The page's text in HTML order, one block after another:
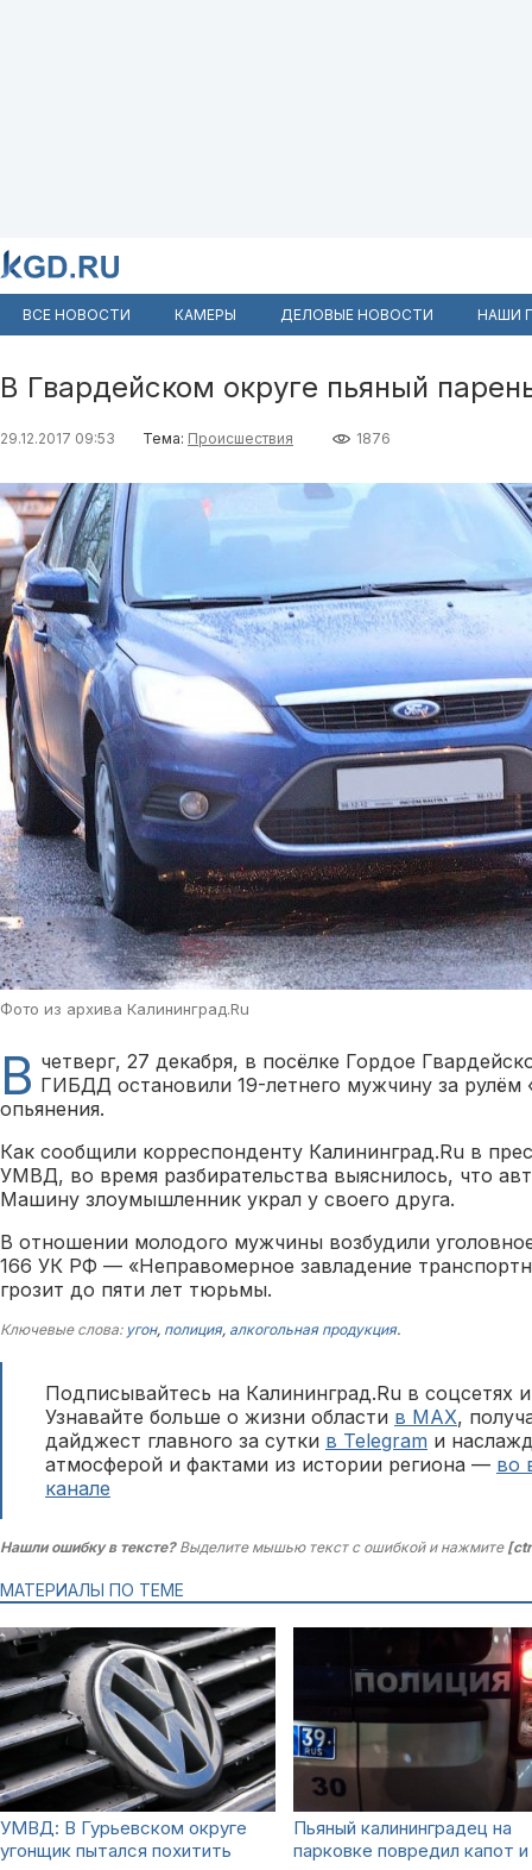
ВСЕ НОВОСТИ КАМЕРЫ ДЕЛОВЫЕ НОВОСТИ НАШИ
В Гвардейском округе пьяный
29.12.2017 09:53 Тема: Происшествия 1876
Фото из архива Калининград.Ru
В четверг, 27 декабря, в посёлке Гордое
ГИБДД остановили 19-летнего мужчину за рулём
опьянения.
Как сообщили корреспонденту Калининград.Ru в
УМВД, во время разбирательства выяснилось, что
Машину злоумышленник украл у своего друга.
В отношении молодого мужчины возбудили
166 УК РФ — «Неправомерное завладение
грозит до пяти лет тюрьмы.
Ключевые слова: угон, полиция, алкогольная продукция.
Подписывайтесь на Калининград.Ru в соцсетях
Узнавайте больше о жизни области в MAX,
дайджест главного за сутки в Telegram и
атмосферой и фактами из истории региона — во
канале
Нашли ошибку в тексте?Выделите мышью текст с ошибкой и нажмите
МАТЕРИАЛЫ ПО ТЕМЕ
УМВД: В Гурьевском округе
угонщик пытался похитить
Пьяный калининградец на
парковке повредил капот и